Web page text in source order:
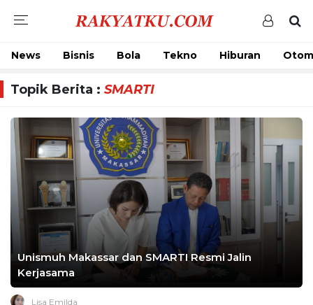
News Bisnis Bola Tekno Hiburan
Topik Berita : SMARTI
Unismuh Makassar dan SMARTI Resmi Jalin
Kerjasama
Lisa Emilda